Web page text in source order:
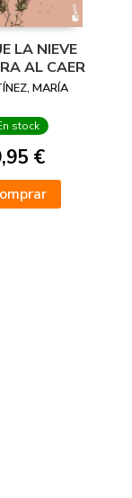
LA NIEVE
AL CAER
MARÍA
stock
€